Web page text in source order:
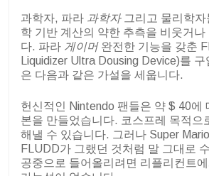
과학자, 파라 과학자그리고 물리학자
학 기반 계산의 약한 추측을 비웃거나
다. 파라 게이머완전한 기능을 갖춘
Liquidizer Ultra Dousing Device)를
은 다음과 같은 가설을 세웁니다.
헌신적인 Nintendo 팬들은 약 $ 40에
본을 만들었습니다. 코스프레 목적으
해낼 수 있습니다. 그러나 Super
FLUDD가 그랬던 것처럼 말 그대로
공중으로 들어올리려면 리플리컨트